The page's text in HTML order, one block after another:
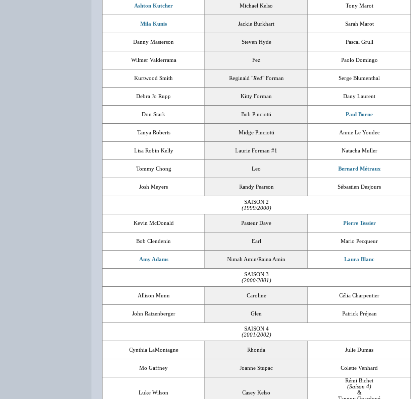
Ashton Kutcher Michael Kelso Tony Marot
Mila Kunis Jackie Burkhart Sarah Marot
Danny Masterson Steven Hyde Pascal Grull
Wilmer Valderrama Fez Paolo Domingo
Kurtwood Smith Reginald "Red" Forman Serge Blumenthal
Debra Jo Rupp Kitty Forman Dany Laurent
Don Stark Bob Pinciotti Paul Borne
Tanya Roberts Midge Pinciotti Annie Le Youdec
Lisa Robin Kelly Laurie Forman #1 Natacha Muller
Tommy Chong Leo Bernard Métraux
Josh Meyers Randy Pearson Sébastien Desjours
SAISON 2
(1999/2000)
Kevin McDonald Pasteur Dave Pierre Tessier
Bob Clendenin Earl Mario Pecqueur
Amy Adams Nimah Amin/Raina Amin Laura Blanc
SAISON 3
(2000/2001)
Allison Munn Caroline Célia Charpentier
John Ratzenberger Glen Patrick Préjean
SAISON 4
(2001/2002)
Cynthia LaMontagne Rhonda Julie Dumas
Mo Gaffney Joanne Stupac Colette Venhard
Luke Wilson Casey Kelso
Rémi Bichet
(Saison 4)
&